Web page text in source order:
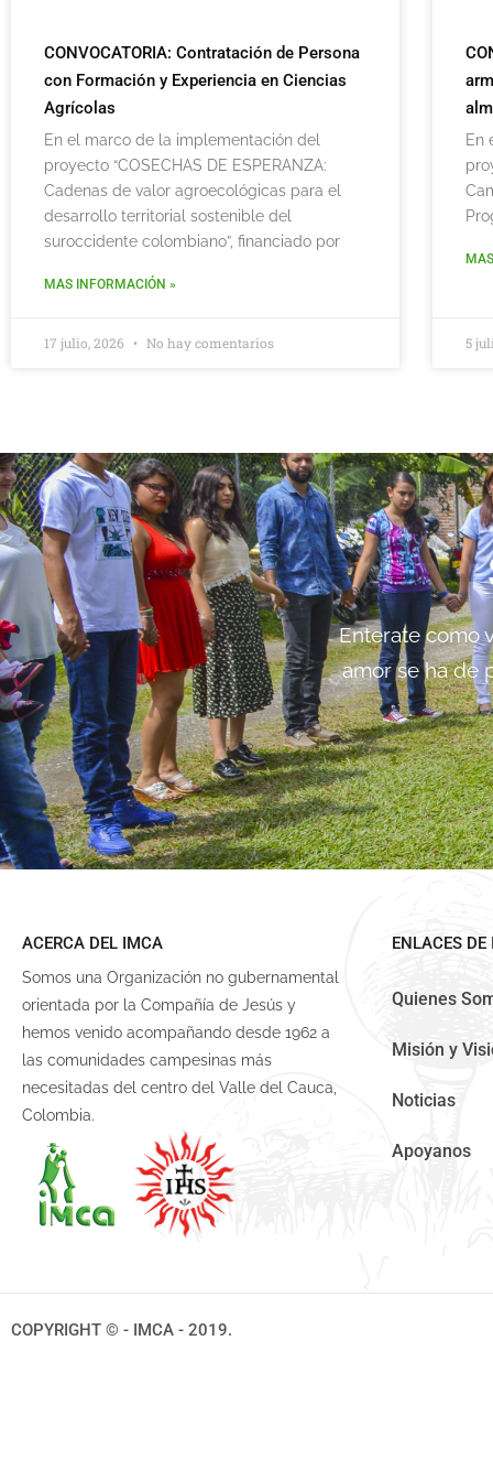
CONVOCATORIA: Contratación de Persona
con Formación y Experiencia en Ciencias
Agrícolas
En el marco de la implementación del
proyecto “COSECHAS DE ESPERANZA:
Cadenas de valor agroecológicas para el
desarrollo territorial sostenible del
suroccidente colombiano”, financiado por
MAS INFORMACIÓN »
17 julio, 2026 No hay comentarios
En
5
Enterate como
amor se ha de
ACERCA DEL IMCA
Somos una Organización no gubernamental
orientada por la Compañía de Jesús y
hemos venido acompañando desde 1962 a
las comunidades campesinas más
necesitadas del centro del Valle del Cauca,
Colombia.
ENLACES DE
Quienes
Misión y
Noticias
Apoyanos
COPYRIGHT © - IMCA - 2019.